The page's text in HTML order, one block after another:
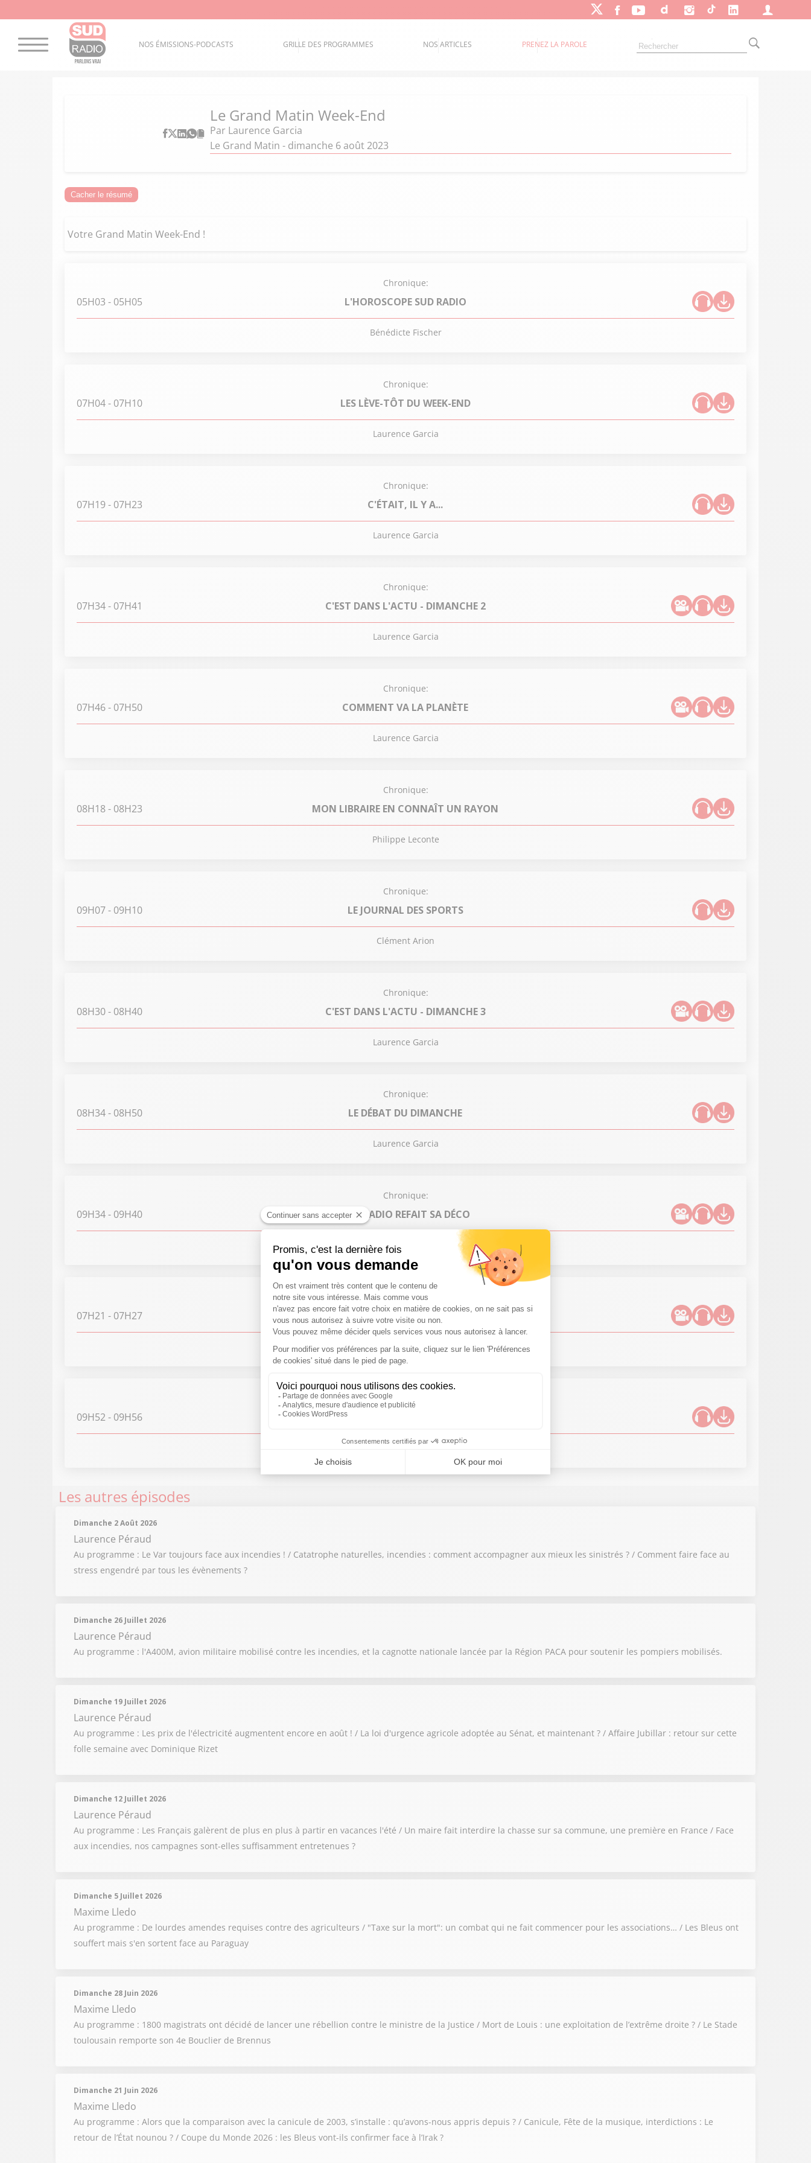
NOS ÉMISSIONS-PODCASTS GRILLE DES PROGRAMMES NOS ARTICLES PRENEZ LA PAROLE
Le Grand Matin Week-End
Par Laurence Garcia
Le Grand Matin - dimanche 6 août 2023
Cacher le résumé
Votre Grand Matin Week-End !
Chronique:
05H03 - 05H05 L'HOROSCOPE SUD RADIO
Bénédicte Fischer
Chronique:
07H04- 07H10 LES LÈVE-TÔT DU WEEK-END
Laurence Garcia
Chronique:
07H19- 07H23 C'ÉTAIT, IL Y A...
Laurence Garcia
Chronique:
07H34- 07H41 C'EST DANS L'ACTU - DIMANCHE 2
Laurence Garcia
Chronique:
07H46- 07H50 COMMENT VA LA PLANÈTE
Laurence Garcia
Chronique:
08H18- 08H23 MON LIBRAIRE EN CONNAÎT UN RAYON
Philippe Leconte
Chronique:
09H07- 09H10 LE JOURNAL DES SPORTS
Clément Arion
Chronique:
08H30- 08H40 C'EST DANS L'ACTU - DIMANCHE 3
Laurence Garcia
Chronique:
08H34- 08H50 LE DÉBAT DU DIMANCHE
Laurence Garcia
Chronique:
09H34- 09H40 SUD RADIO REFAIT SA DÉCO
Sandrine de Bruyne
Chronique:
07H21 - 07H27 TOUS AU JARDIN
Laurence Garcia
Chronique:
09H52- 09H56 SUD RADIO DÉJÀ EN CUISINE
Laurence Garcia
Les autres épisodes
Dimanche 2 Août 2026
Laurence Péraud
Au programme : Le Var toujours face aux incendies ! / Catatrophe naturelles, incendies : comment accompagner aux mieux les sinistrés ? / Comment faire face au
stress engendré par tous les évènements ?
Dimanche 26 Juillet 2026
Laurence Péraud
Au programme : l'A400M, avion militaire mobilisé contre les incendies, et la cagnotte nationale lancée par la Région PACA pour soutenir les pompiers mobilisés.
Dimanche 19 Juillet 2026
Laurence Péraud
Au programme : Les prix de l'électricité augmentent encore en août ! / La loi d'urgence agricole adoptée au Sénat, et maintenant ? / Affaire Jubillar : retour sur cette
folle semaine avec Dominique Rizet
Dimanche 12 Juillet 2026
Laurence Péraud
Au programme : Les Français galèrent de plus en plus à partir en vacances l'été / Un maire fait interdire la chasse sur sa commune, une première en France / Face
aux incendies, nos campagnes sont-elles suffisamment entretenues ?
Dimanche 5 Juillet 2026
Maxime Lledo
Au programme : De lourdes amendes requises contre des agriculteurs / "Taxe sur la mort": un combat qui ne fait commencer pour les associations… / Les Bleus ont
souffert mais s'en sortent face au Paraguay
Dimanche 28 Juin 2026
Maxime Lledo
Au programme : 1800 magistrats ont décidé de lancer une rébellion contre le ministre de la Justice / Mort de Louis : une exploitation de l’extrême droite ? / Le Stade
toulousain remporte son 4e Bouclier de Brennus
Dimanche 21 Juin 2026
Maxime Lledo
Au programme : Alors que la comparaison avec la canicule de 2003, s’installe : qu’avons-nous appris depuis ? / Canicule, Fête de la musique, interdictions : Le
retour de l’État nounou ? / Coupe du Monde 2026 : les Bleus vont-ils confirmer face à l’Irak ?